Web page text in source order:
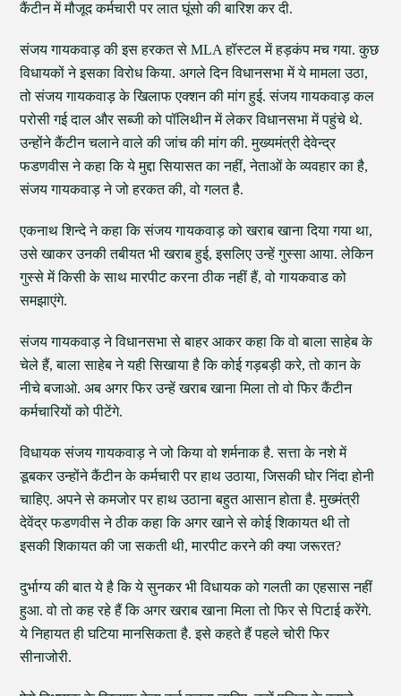
कैंटीन में मौजूद कर्मचारी पर लात घूंसो की बारिश कर दी.
संजय गायकवाड़ की इस हरकत से MLA हॉस्टल में हड़कंप मच गया. कुछ
विधायकों ने इसका विरोध किया. अगले दिन विधानसभा में ये मामला उठा,
तो संजय गायकवाड़ के खिलाफ एक्शन की मांग हुई. संजय गायकवाड़ कल
परोसी गई दाल और सब्जी को पॉलिथीन में लेकर विधानसभा में पहुंचे थे.
उन्होंने कैंटीन चलाने वाले की जांच की मांग की. मुख्यमंत्री देवेन्द्र
फडणवीस ने कहा कि ये मुद्दा सियासत का नहीं, नेताओं के व्यवहार का है,
संजय गायकवाड़ ने जो हरकत की, वो गलत है.
एकनाथ शिन्दे ने कहा कि संजय गायकवाड़ को खराब खाना दिया गया था,
उसे खाकर उनकी तबीयत भी खराब हुई, इसलिए उन्हें गुस्सा आया. लेकिन
गुस्से में किसी के साथ मारपीट करना ठीक नहीं हैं, वो गायकवाड को
समझाएंगे.
संजय गायकवाड़ ने विधानसभा से बाहर आकर कहा कि वो बाला साहेब के
चेले हैं, बाला साहेब ने यही सिखाया है कि कोई गड़बड़ी करे, तो कान के
नीचे बजाओ. अब अगर फिर उन्हें खराब खाना मिला तो वो फिर कैंटीन
कर्मचारियों को पीटेंगे.
विधायक संजय गायकवाड़ ने जो किया वो शर्मनाक है. सत्ता के नशे में
डूबकर उन्होंने कैंटीन के कर्मचारी पर हाथ उठाया, जिसकी घोर निंदा होनी
चाहिए. अपने से कमजोर पर हाथ उठाना बहुत आसान होता है. मुख्मंत्री
देवेंद्र फडणवीस ने ठीक कहा कि अगर खाने से कोई शिकायत थी तो
इसकी शिकायत की जा सकती थी, मारपीट करने की क्या जरूरत?
दुर्भाग्य की बात ये है कि ये सुनकर भी विधायक को गलती का एहसास नहीं
हुआ. वो तो कह रहे हैं कि अगर खराब खाना मिला तो फिर से पिटाई करेंगे.
ये निहायत ही घटिया मानसिकता है. इसे कहते हैं पहले चोरी फिर
सीनाजोरी.